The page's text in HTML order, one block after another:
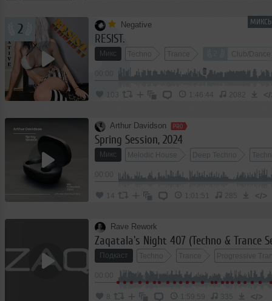
2 Negative
RESIST.
Микс Techno Trance Club/Dance
103 1:46:44 2082
Arthur Davidson
Spring Session, 2024
Микс Melodic House Deep Techno
1:01:51 285 </>
Rave Rework
Zaqatala's Night 407 (Techno & Trance
Подкаст Techno Trance Progressive
1:59:59 335 </>